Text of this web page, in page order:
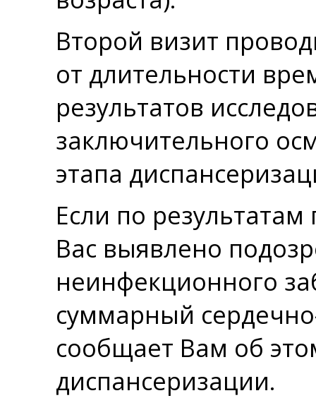
Второй визит
от длительности
результатов
заключительного
этапа
Если по
Вас выявлено
неинфекционного
суммарный
сообщает Вам об
диспансеризации.